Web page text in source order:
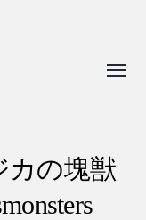
カの塊獣